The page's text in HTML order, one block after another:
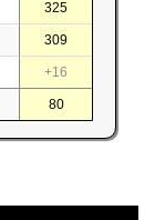
325
309
+16
80